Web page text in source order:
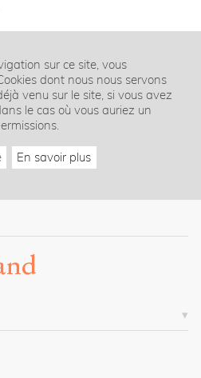
sur ce site, vous
dont nous nous servons
venu sur le site, si vous avez
le cas où vous auriez un
En savoir plus